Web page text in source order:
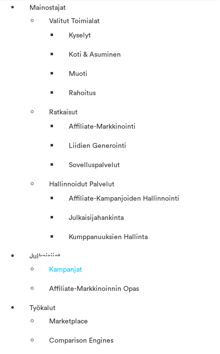
Mainostajat
Valitut Toimialat
Kyselyt
Koti & Asuminen
Muoti
Rahoitus
Ratkaisut
Affiliate-Markkinointi
Liidien Generointi
Sovelluspalvelut
Hallinnoidut Palvelut
Affiliate-Kampanjoiden Hallinnointi
Julkaisijahankinta
Kumppanuuksien Hallinta
Julkaisijat
Kampanjat
Affiliate-Markkinoinnin Opas
Työkalut
Marketplace
Comparison Engines